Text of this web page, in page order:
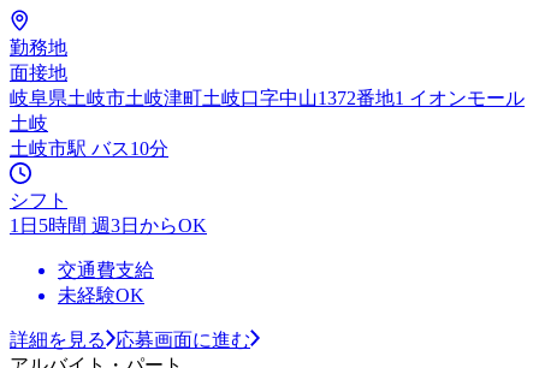
勤務地
面接地
岐阜県土岐市土岐津町土岐口字中山1372番地1 イオンモール
土岐
土岐市駅 バス10分
シフト
1日5時間 週3日からOK
交通費支給
未経験OK
詳細を見る
応募画面に進む